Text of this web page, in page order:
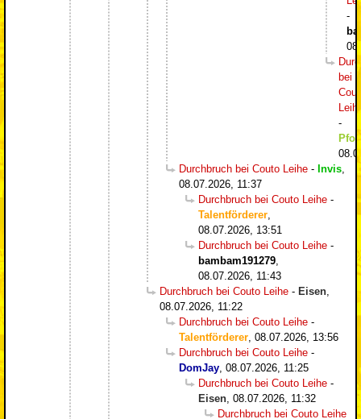
-
bei
-
Durchbruch bei Couto Leihe - Invis
08.07.2026, 11:37
Durchbruch bei Couto Leihe -
Talentförderer
08.07.2026, 13:51
Durchbruch bei Couto Leihe -
bambam191279
08.07.2026, 11:43
Durchbruch bei Couto Leihe - Eisen
08.07.2026, 11:22
Durchbruch bei Couto Leihe -
Talentförderer 08.07.2026, 13:56
Durchbruch bei Couto Leihe -
DomJay 08.07.2026, 11:25
Durchbruch bei Couto Leihe -
Eisen 08.07.2026, 11:32
Durchbruch bei Couto Leihe